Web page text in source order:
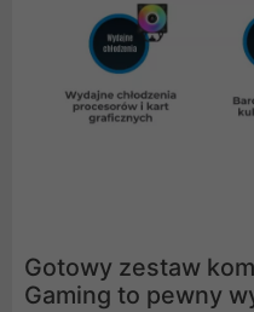
Gotowy zestaw
Gaming to pewny